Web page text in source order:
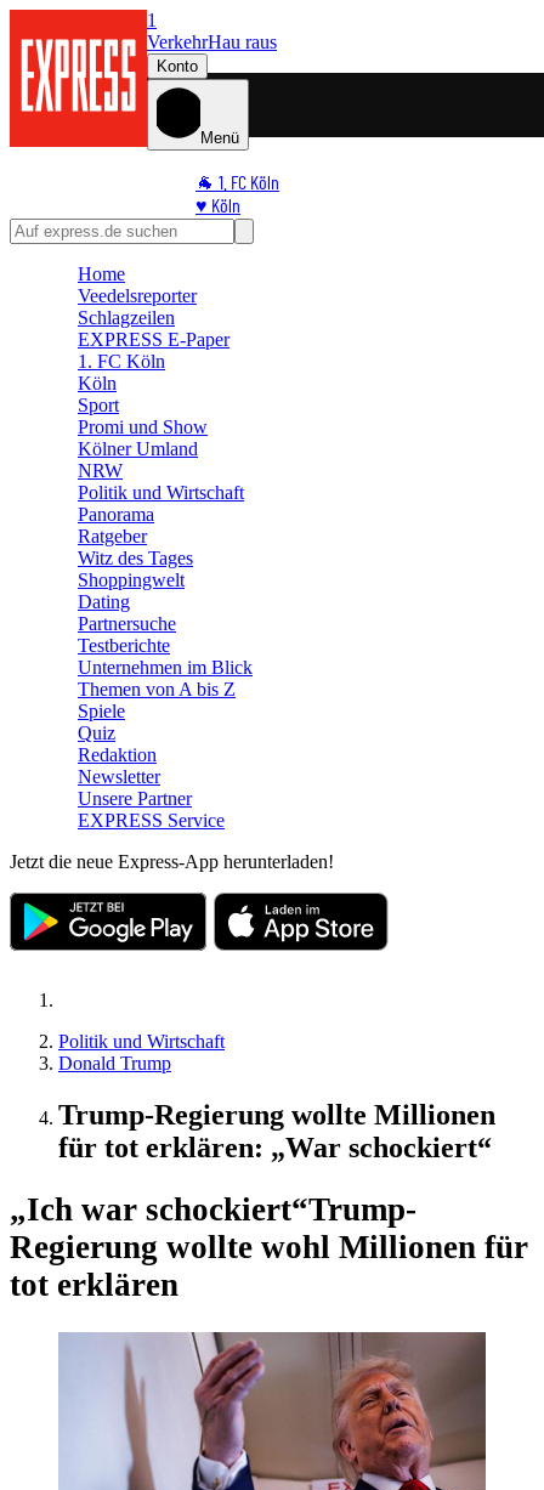
1
VerkehrHau raus
Konto
Menü
🐐 1. FC Köln
♥️ Köln
⭐ Promi
🛒 Shoppingwelt
Home
Veedelsreporter
Schlagzeilen
EXPRESS E-Paper
1. FC Köln
Köln
Sport
Promi und Show
Kölner Umland
NRW
Politik und Wirtschaft
Panorama
Ratgeber
Witz des Tages
Shoppingwelt
Dating
Partnersuche
Testberichte
Unternehmen im Blick
Themen von A bis Z
Spiele
Quiz
Redaktion
Newsletter
Unsere Partner
EXPRESS Service
Jetzt die neue Express-App herunterladen!
Politik und Wirtschaft
Donald Trump
Trump-Regierung wollte Millionen
für tot erklären: „War schockiert“
„Ich war schockiert“Trump-
Regierung wollte wohl Millionen für
tot erklären